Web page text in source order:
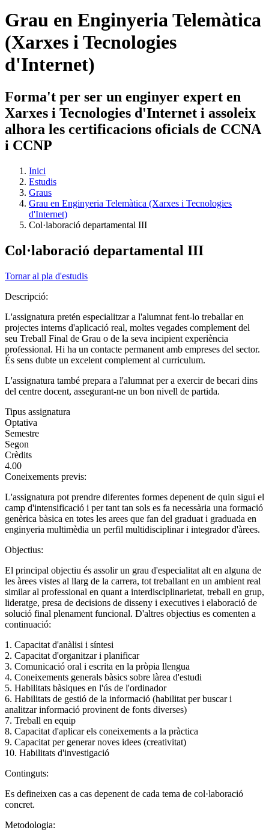
Grau en Enginyeria Telemàtica
(Xarxes i Tecnologies
d'Internet)
Forma't per ser un enginyer expert en
Xarxes i Tecnologies d'Internet i assoleix
alhora les certificacions oficials de CCNA
i CCNP
Inici
Estudis
Graus
Grau en Enginyeria Telemàtica (Xarxes i Tecnologies
d'Internet)
Col·laboració departamental III
Col·laboració departamental III
Tornar al pla d'estudis
Descripció:
L'assignatura pretén especialitzar a l'alumnat fent-lo treballar en
projectes interns d'aplicació real, moltes vegades complement del
seu Treball Final de Grau o de la seva incipient experiència
professional. Hi ha un contacte permanent amb empreses del sector.
És sens dubte un excelent complement al curriculum.
L'assignatura també prepara a l'alumnat per a exercir de becari dins
del centre docent, assegurant-ne un bon nivell de partida.
Tipus assignatura
Optativa
Semestre
Segon
Crèdits
4.00
Coneixements previs:
L'assignatura pot prendre diferentes formes depenent de quin sigui el
camp d'intensificació i per tant tan sols es fa necessària una formació
genèrica bàsica en totes les arees que fan del graduat i graduada en
enginyeria multimèdia un perfil multidisciplinar i integrador d'àrees.
Objectius:
El principal objectiu és assolir un grau d'especialitat alt en alguna de
les àrees vistes al llarg de la carrera, tot treballant en un ambient real
similar al professional en quant a interdisciplinarietat, treball en grup,
lideratge, presa de decisions de disseny i executives i elaboració de
solució final plenament funcional. D'altres objectius es comenten a
continuació:
1. Capacitat d'anàlisi i síntesi
2. Capacitat d'organitzar i planificar
3. Comunicació oral i escrita en la pròpia llengua
4. Coneixements generals bàsics sobre làrea d'estudi
5. Habilitats bàsiques en l'ús de l'ordinador
6. Habilitats de gestió de la informació (habilitat per buscar i
analitzar informació provinent de fonts diverses)
7. Treball en equip
8. Capacitat d'aplicar els coneixements a la pràctica
9. Capacitat per generar noves idees (creativitat)
10. Habilitats d'investigació
Continguts:
Es defineixen cas a cas depenent de cada tema de col·laboració
concret.
Metodologia: